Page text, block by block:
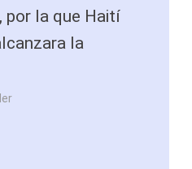
por la que Haití
la